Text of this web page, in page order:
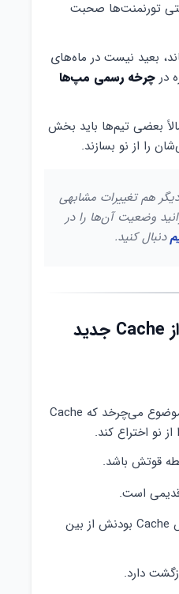
تورنمنت‌ها صحبت
بعید نیست در ماه‌های
در چرخه رسمی مپ‌ها
بعضی تیم‌ها باید بخش
را از نو بسازند.
هم تغییرات مشابهی
وضعیت آن‌ها را در
دنبال کنید.
آیا بازیکنان قدیمی از Cache جدید
بیشتر واکنش‌ها حول این موضوع می‌چرخد که Cache
نو اختراع کند.
قوتش باشد.
است.
نه آن‌قدر تغییر کرده که حس Cache بودنش از بین
دارد.